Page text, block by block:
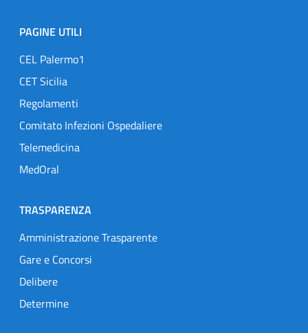
PAGINE UTILI
CEL Palermo1
CET Sicilia
Regolamenti
Comitato Infezioni Ospedaliere
Telemedicina
MedOral
TRASPARENZA
Amministrazione Trasparente
Gare e Concorsi
Delibere
Determine